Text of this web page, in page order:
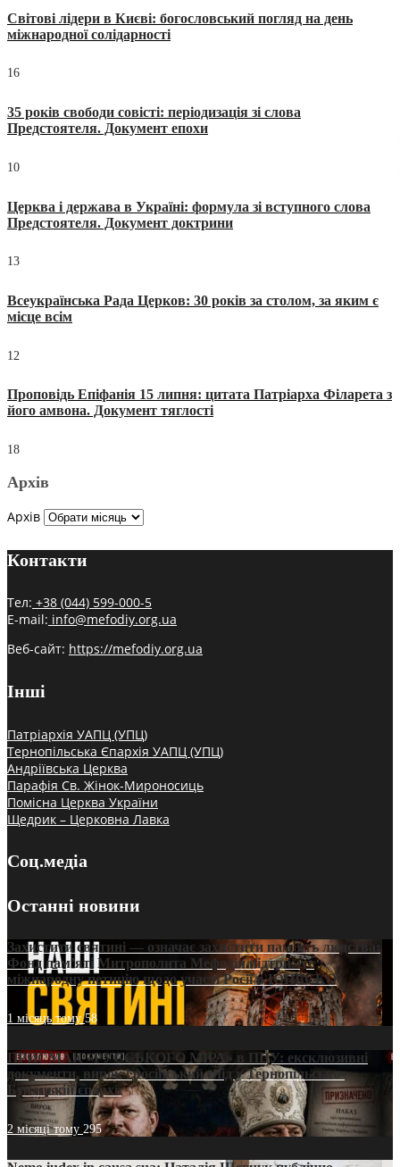
Світові лідери в Києві: богословський погляд на день
міжнародної солідарності
16
35 років свободи совісті: періодизація зі слова
Предстоятеля. Документ епохи
10
Церква і держава в Україні: формула зі вступного слова
Предстоятеля. Документ доктрини
13
Всеукраїнська Рада Церков: 30 років за столом, за яким є
місце всім
12
Проповідь Епіфанія 15 липня: цитата Патріарха Філарета з
його амвона. Документ тяглості
18
Архів
Архів
Контакти
Тел: +38 (044) 599-000-5
E-mail: info@mefodiy.org.ua
Веб-сайт: https://mefodiy.org.ua
Інші
Патріархія УАПЦ (УПЦ)
Тернопільська Єпархія УАПЦ (УПЦ)
Андріївська Церква
Парафія Св. Жінок-Мироносиць
Помісна Церква України
Щедрик – Церковна Лавка
Соц.медіа
Останні новини
Захистити святині — означає захистити пам’ять людства:
Фонд пам’яті Митрополита Мефодія підтримує
міжнародну петицію щодо участі Росії в ЮНЕСКО
1 місяць тому58
ПРИСМАК «РУССЬКОГО МІРА» в ПЦУ: ексклюзивні
документи, вирок і російський слід у Тернопільсько-
Бучацькій єпархії
2 місяці тому 295